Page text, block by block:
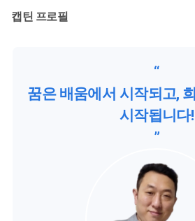
캡틴 프로필
“
꿈은 배움에서 시작되고,
시작됩니다!
”